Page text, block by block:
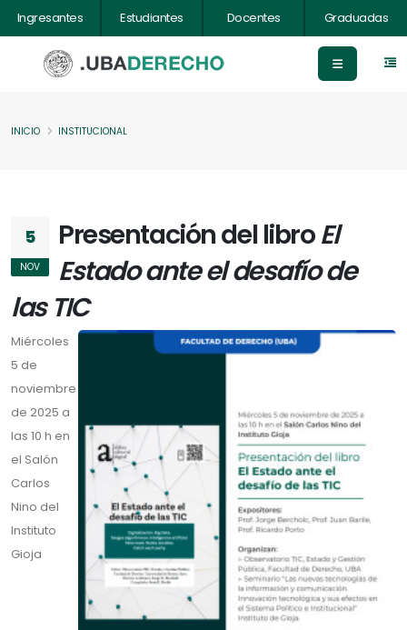
Ingresantes Estudiantes Docentes Graduadas
INICIO INSTITUCIONAL
5
NOV
Presentación del libroEl
Estado ante el desafío de
las TIC
Miércoles
5 de
noviembre
de 2025 a
las 10 h en
el Salón
Carlos
Nino del
Instituto
Gioja